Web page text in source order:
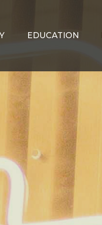
EDUCATION